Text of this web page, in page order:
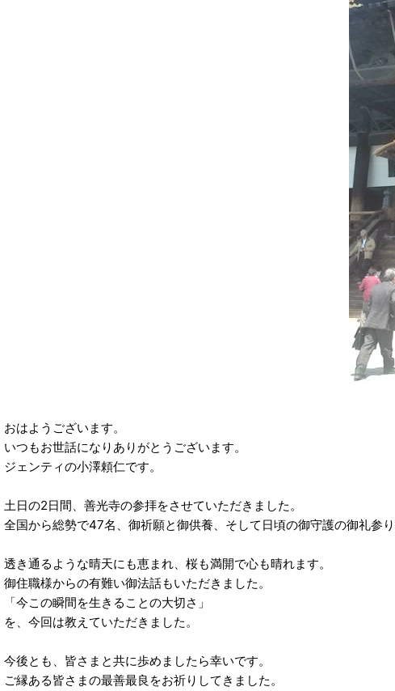
おはようございます。
いつもお世話になりありがとうございます。
ジェンティの小澤頼仁です。
土日の2日間、善光寺の参拝をさせていただきました。
全国から総勢で47名、御祈願と御供養、そして日頃の御守護の御礼参り
透き通るような晴天にも恵まれ、桜も満開で心も晴れます。
御住職様からの有難い御法話もいただきました。
「今この瞬間を生きることの大切さ」
を、今回は教えていただきました。
今後とも、皆さまと共に歩めましたら幸いです。
ご縁ある皆さまの最善最良をお祈りしてきました。